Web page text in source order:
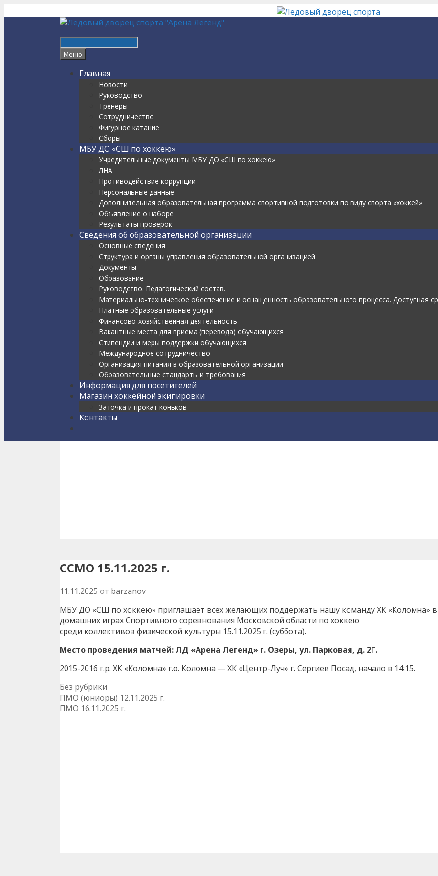
Найти
Меню
Главная
Новости
Руководство
Тренеры
Сотрудничество
Фигурное катание
Сборы
МБУ ДО «СШ по хоккею»
Учредительные документы МБУ ДО «СШ по хоккею»
ЛНА
Противодействие коррупции
Персональные данные
Дополнительная образовательная программа спортивной подготовки по виду спорта «хоккей»
Объявление о наборе
Результаты проверок
Сведения об образовательной организации
Основные сведения
Структура и органы управления образовательной организацией
Документы
Образование
Руководство. Педагогический состав.
Материально-техническое обеспечение и оснащенность образовательного процесса. Доступная
Платные образовательные услуги
Финансово-хозяйственная деятельность
Вакантные места для приема (перевода) обучающихся
Стипендии и меры поддержки обучающихся
Международное сотрудничество
Организация питания в образовательной организации
Образовательные стандарты и требования
Информация для посетителей
Магазин хоккейной экипировки
Заточка и прокат коньков
Контакты
ССМО 15.11.2025 г.
11.11.2025 от barzanov
МБУ ДО «СШ по хоккею» приглашает всех желающих поддержать нашу команду ХК «Коломна» в
домашних играх Спортивного соревнования Московской области по хоккею
среди коллективов физической культуры 15.11.2025 г. (суббота).
Место проведения матчей: ЛД «Арена Легенд» г. Озеры, ул. Парковая, д. 2Г.
2015-2016 г.р. ХК «Коломна» г.о. Коломна — ХК «Центр-Луч» г. Сергиев Посад, начало в 14:15.
Рубрики
Без рубрики
Навигация
записи
ПМО (юниоры) 12.11.2025 г.
ПМО 16.11.2025 г.